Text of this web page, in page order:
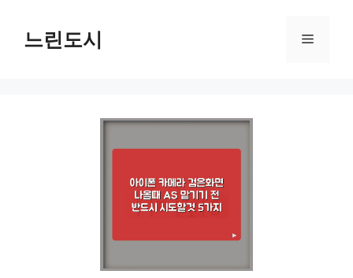
느린도시 메